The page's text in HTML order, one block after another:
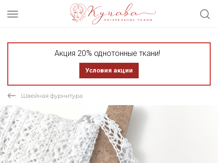
Акция 20% однотонные ткани!
Условия акции
Швейная фурнитура